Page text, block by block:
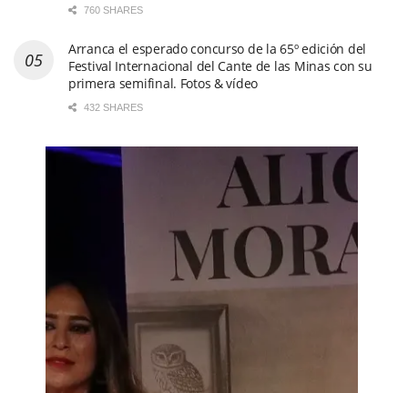
760 SHARES
Arranca el esperado concurso de la 65º edición del
Festival Internacional del Cante de las Minas con su
primera semifinal. Fotos & vídeo
432 SHARES